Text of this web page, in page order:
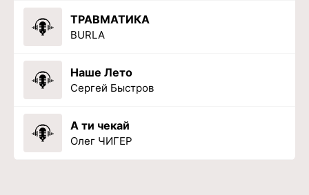
ТРАВМАТИКА
BURLA
Наше Лето
Сергей Быстров
А ти чекай
Олег ЧИГЕР